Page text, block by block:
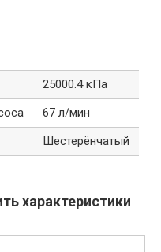
25000.4 кПа
67 л/мин
Шестерёнчатый
характеристики